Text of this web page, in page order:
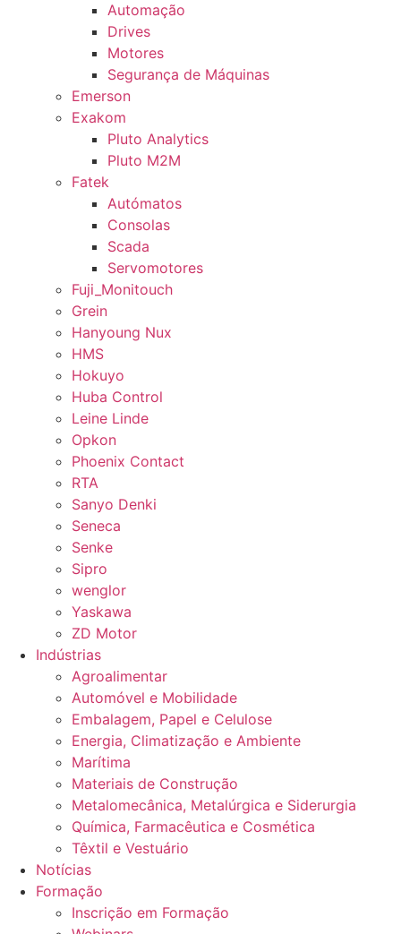
Automação
Drives
Motores
Segurança de Máquinas
Emerson
Exakom
Pluto Analytics
Pluto M2M
Fatek
Autómatos
Consolas
Scada
Servomotores
Fuji_Monitouch
Grein
Hanyoung Nux
HMS
Hokuyo
Huba Control
Leine Linde
Opkon
Phoenix Contact
RTA
Sanyo Denki
Seneca
Senke
Sipro
wenglor
Yaskawa
ZD Motor
Indústrias
Agroalimentar
Automóvel e Mobilidade
Embalagem, Papel e Celulose
Energia, Climatização e Ambiente
Marítima
Materiais de Construção
Metalomecânica, Metalúrgica e Siderurgia
Química, Farmacêutica e Cosmética
Têxtil e Vestuário
Notícias
Formação
Inscrição em Formação